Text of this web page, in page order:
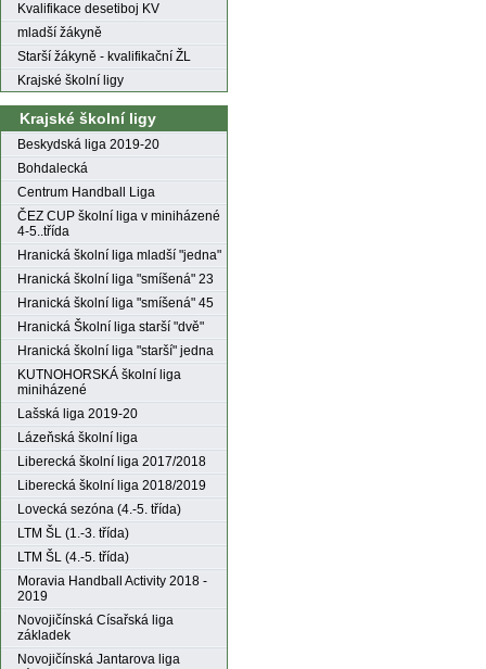
Kvalifikace desetiboj KV
mladší žákyně
Starší žákyně - kvalifikační ŽL
Krajské školní ligy
Krajské školní ligy
Beskydská liga 2019-20
Bohdalecká
Centrum Handball Liga
ČEZ CUP školní liga v miniházené
4-5..třída
Hranická školní liga mladší "jedna"
Hranická školní liga "smíšená" 23
Hranická školní liga "smíšená" 45
Hranická Školní liga starší "dvě"
Hranická školní liga "starší" jedna
KUTNOHORSKÁ školní liga
miniházené
Lašská liga 2019-20
Lázeňská školní liga
Liberecká školní liga 2017/2018
Liberecká školní liga 2018/2019
Lovecká sezóna (4.-5. třída)
LTM ŠL (1.-3. třída)
LTM ŠL (4.-5. třída)
Moravia Handball Activity 2018 -
2019
Novojičínská Císařská liga
základek
Novojičínská Jantarova liga